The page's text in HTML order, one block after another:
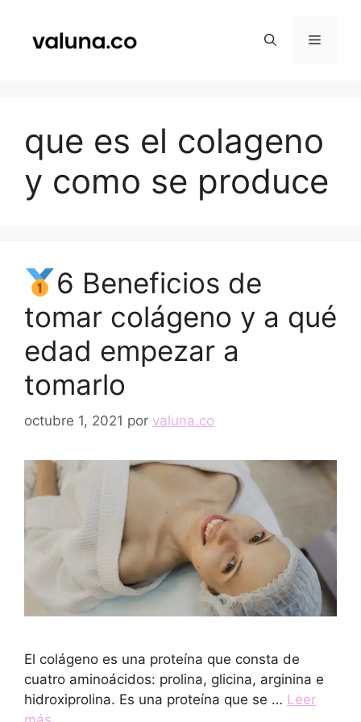
contenido
Menú
que es el colageno
y como se produce
6 Beneficios de
tomar colágeno y a qué
edad empezar a
tomarlo
octubre 1, 2021 por valuna.co
El colágeno es una proteína que consta de
cuatro aminoácidos: prolina, glicina, arginina e
hidroxiprolina. Es una proteína que se … Leer